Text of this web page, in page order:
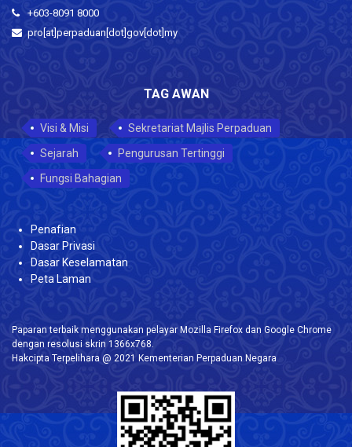
+603-8091 8000
pro[at]perpaduan[dot]gov[dot]my
TAG AWAN
Visi & Misi
Sekretariat Majlis Perpaduan
Sejarah
Pengurusan Tertinggi
Fungsi Bahagian
Penafian
Dasar Privasi
Dasar Keselamatan
Peta Laman
Paparan terbaik menggunakan pelayar Mozilla Firefox dan Google Chrome
dengan resolusi skrin 1366x768.
Hakcipta Terpelihara @ 2021 Kementerian Perpaduan Negara